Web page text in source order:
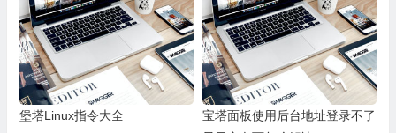
堡塔Linux指令大全
宝塔面板使用后台地址登录不了